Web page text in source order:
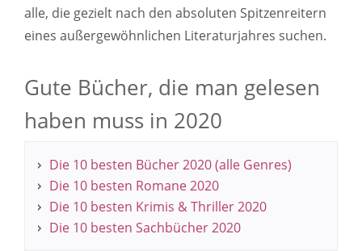
alle, die gezielt nach den absoluten Spitzenreitern
eines außergewöhnlichen Literaturjahres suchen.
Gute Bücher, die man gelesen
haben muss in 2020
Die 10 besten Bücher 2020 (alle Genres)
Die 10 besten Romane 2020
Die 10 besten Krimis & Thriller 2020
Die 10 besten Sachbücher 2020